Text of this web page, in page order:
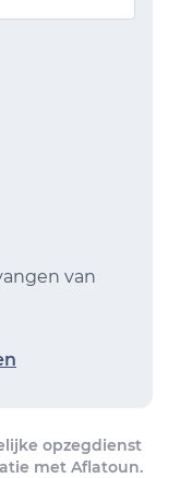
van
opzegdienst
met Aflatoun.